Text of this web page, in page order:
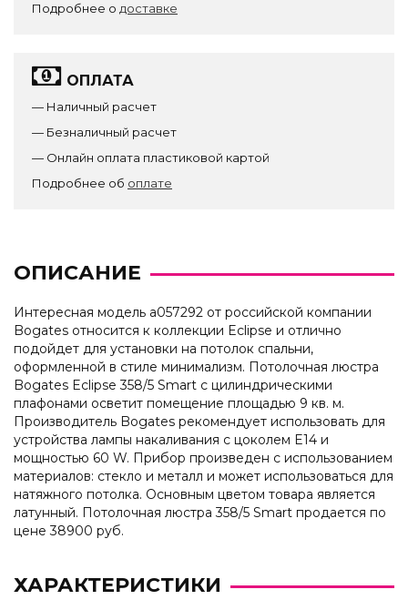
Подробнее о доставке
ОПЛАТА
— Наличный расчет
— Безналичный расчет
— Онлайн оплата пластиковой картой
Подробнее об оплате
ОПИСАНИЕ
Интересная модель a057292 от российской компании
Bogates относится к коллекции Eclipse и отлично
подойдет для установки на потолок спальни,
оформленной в стиле минимализм. Потолочная люстра
Bogates Eclipse 358/5 Smart с цилиндрическими
плафонами осветит помещение площадью 9 кв. м.
Производитель Bogates рекомендует использовать для
устройства лампы накаливания с цоколем E14 и
мощностью 60 W. Прибор произведен с использованием
материалов: стекло и металл и может использоваться для
натяжного потолка. Основным цветом товара является
латунный. Потолочная люстра 358/5 Smart продается по
цене 38900 руб.
ХАРАКТЕРИСТИКИ